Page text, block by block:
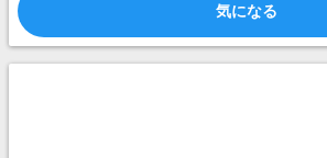
気になる